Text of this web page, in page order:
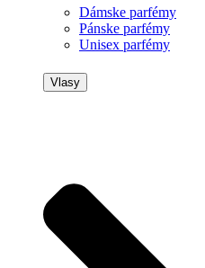
Dámske parfémy
Pánske parfémy
Unisex parfémy
Vlasy